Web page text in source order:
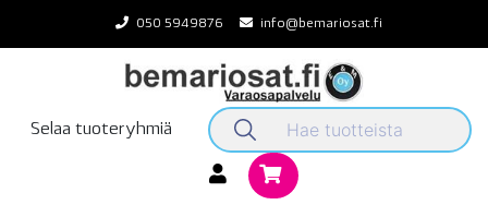
content
050 5949876 info@bemariosat.fi
Selaa tuoteryhmiä